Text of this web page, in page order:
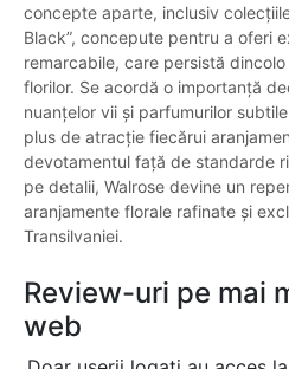
concepte aparte, inclusiv colecțiile
Black”, concepute pentru a oferi
remarcabile, care persistă
florilor. Se acordă o importanță
nuanțelor vii și parfumurilor
plus de atracție fiecărui
devotamentul față de standarde
pe detalii, Walrose devine un
aranjamente florale rafinate și
Transilvaniei.
Review-uri pe mai
web